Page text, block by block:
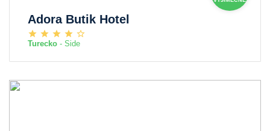
Adora Butik Hotel
Turecko - Side